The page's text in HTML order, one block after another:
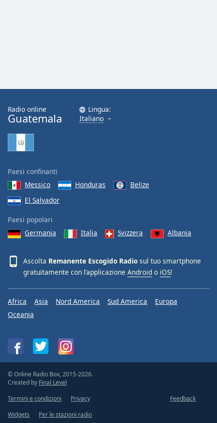
Radio online
Guatemala
Lingua:
Italiano
Paesi confinanti
Messico
Honduras
Belize
El Salvador
Paesi popolari
Germania
Italia Svizzera Albania
Ascolta Remanente Escogido Radio sul tuo smartphone
gratuitamente con l’applicazione Android o iOS!
Africa Asia Nord America Sud America
Europa
Oceania
© Online Radio Box, 2015-2026.
Created by Final Level
Termini e condizioni
Privacy
Feedback
Widgets
Per le stazioni radio